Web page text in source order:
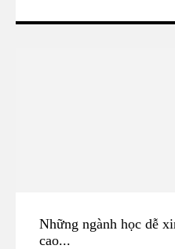
Những ngành học dễ
cao...